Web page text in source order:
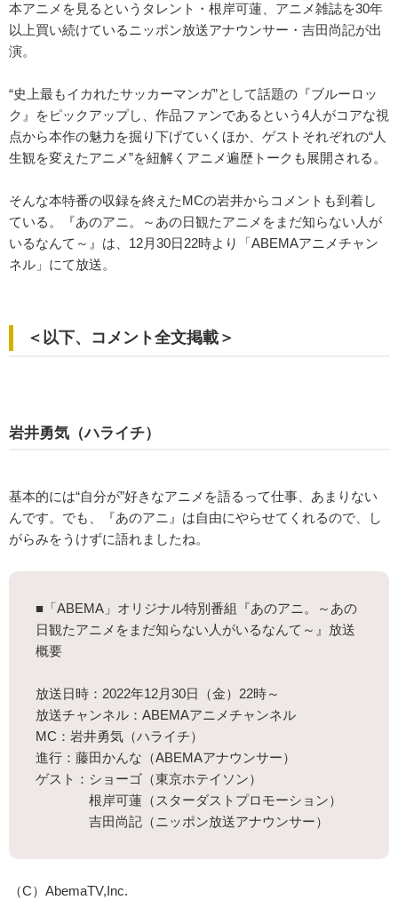
本アニメを見るというタレント・根岸可蓮、アニメ雑誌を30年
以上買い続けているニッポン放送アナウンサー・吉田尚記が出
演。
“史上最もイカれたサッカーマンガ”として話題の『ブルーロッ
ク』をピックアップし、作品ファンであるという4人がコアな視
点から本作の魅力を掘り下げていくほか、ゲストそれぞれの“人
生観を変えたアニメ”を紐解くアニメ遍歴トークも展開される。
そんな本特番の収録を終えたMCの岩井からコメントも到着し
ている。『あのアニ。～あの日観たアニメをまだ知らない人が
いるなんて～』は、12月30日22時より「ABEMAアニメチャン
ネル」にて放送。
＜以下、コメント全文掲載＞
岩井勇気（ハライチ）
基本的には“自分が”好きなアニメを語るって仕事、あまりない
んです。でも、『あのアニ』は自由にやらせてくれるので、し
がらみをうけずに語れましたね。
■「ABEMA」オリジナル特別番組『あのアニ。～あの
日観たアニメをまだ知らない人がいるなんて～』放送
概要
放送日時：2022年12月30日（金）22時～
放送チャンネル：ABEMAアニメチャンネル
MC：岩井勇気（ハライチ）
進行：藤田かんな（ABEMAアナウンサー）
ゲスト：ショーゴ（東京ホテイソン）
根岸可蓮（スターダストプロモーション）
吉田尚記（ニッポン放送アナウンサー）
（C）AbemaTV,Inc.